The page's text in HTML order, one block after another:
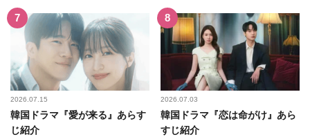
2026.07.15
韓国ドラマ『愛が来る』あらす
じ紹介
2026.07.03
韓国ドラマ『恋は命がけ』あら
すじ紹介